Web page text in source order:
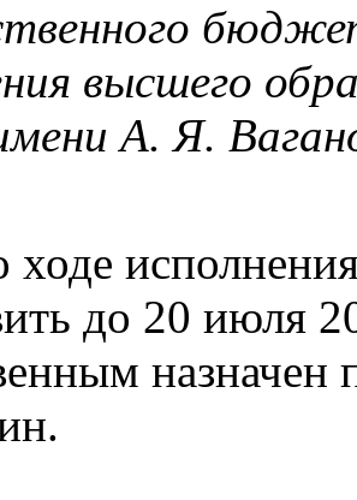
высшего
А. Я.
ходе
до 20 июля